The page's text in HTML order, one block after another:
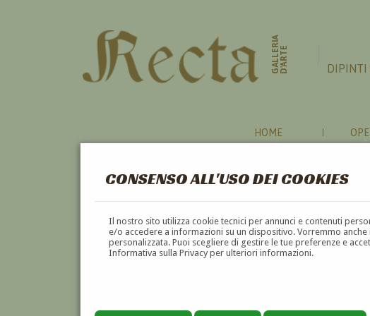
CONSENSO ALL'USO DEI COOKIES
Il nostro sito utilizza cookie tecnici per annunci e contenuti
e/o accedere a informazioni su un dispositivo. Vorremmo
personalizzata. Puoi scegliere di gestire le tue preferenze e
Informativa sulla Privacy per ulteriori informazioni.
GALLERIAD'ARTE DIPINTI
HOME
MULTIPLO
A B C D E F G H